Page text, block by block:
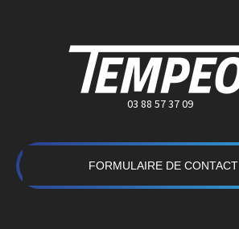
03 88 57 37 09
FORMULAIRE DE CONTACT